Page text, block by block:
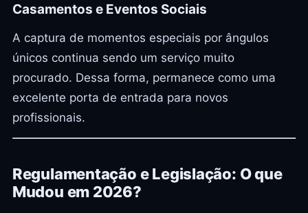
Casamentos e Eventos Sociais
A captura de momentos especiais por ângulos
únicos continua sendo um serviço muito
procurado. Dessa forma, permanece como uma
excelente porta de entrada para novos
profissionais.
Regulamentação e Legislação: O que
Mudou em 2026?